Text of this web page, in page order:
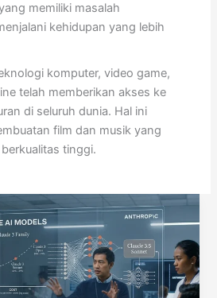
memiliki masalah
kehidupan yang lebih
komputer, video game,
telah memberikan akses ke
di seluruh dunia. Hal ini
film dan musik yang
tinggi.